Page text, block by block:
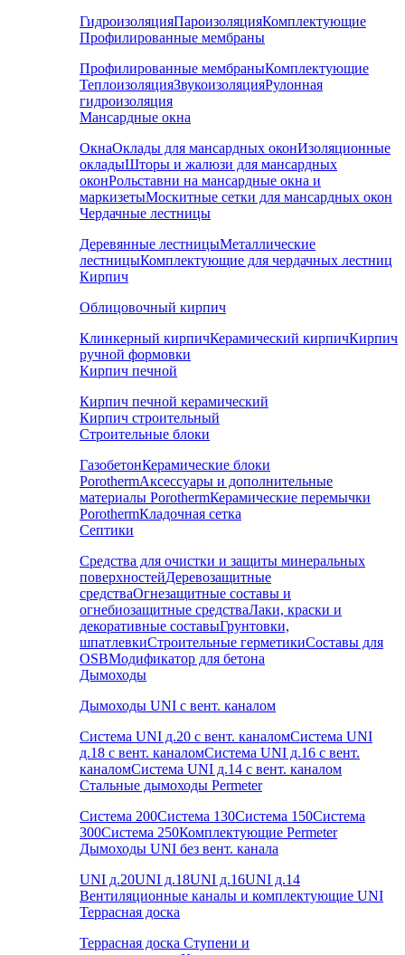
ГидроизоляцияПароизоляцияКомплектующие
Профилированные мембраны
Профилированные мембраныКомплектующие
ТеплоизоляцияЗвукоизоляцияРулонная
гидроизоляция
Мансардные окна
ОкнаОклады для мансардных оконИзоляционные
окладыШторы и жалюзи для мансардных
оконРольставни на мансардные окна и
маркизетыМоскитные сетки для мансардных окон
Чердачные лестницы
Деревянные лестницыМеталлические
лестницыКомплектующие для чердачных лестниц
Кирпич
Облицовочный кирпич
Клинкерный кирпичКерамический кирпичКирпич
ручной формовки
Кирпич печной
Кирпич печной керамический
Кирпич строительный
Строительные блоки
ГазобетонКерамические блоки
PorothermАксессуары и дополнительные
материалы PorothermКерамические перемычки
PorothermКладочная сетка
Септики
Средства для очистки и защиты минеральных
поверхностейДеревозащитные
средстваОгнезащитные составы и
огнебиозащитные средстваЛаки, краски и
декоративные составыГрунтовки,
шпатлевкиСтроительные герметикиСоставы для
OSBМодификатор для бетона
Дымоходы
Дымоходы UNI с вент. каналом
Система UNI д.20 с вент. каналомСистема UNI
д.18 с вент. каналомСистема UNI д.16 с вент.
каналомСистема UNI д.14 с вент. каналом
Стальные дымоходы Permeter
Система 200Система 130Система 150Система
300Система 250Комплектующие Permeter
Дымоходы UNI без вент. канала
UNI д.20UNI д.18UNI д.16UNI д.14
Вентиляционные каналы и комплектующие UNI
Террасная доска
Террасная доска Ступени и